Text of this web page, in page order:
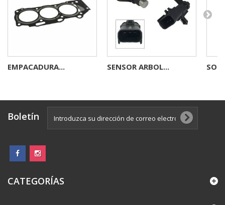
EMPACADURA... SENSOR ARBOL...
Boletín
CATEGORÍAS